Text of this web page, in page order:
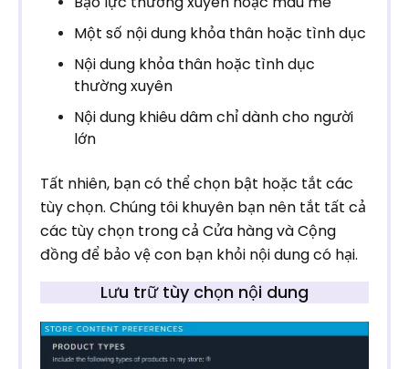
Một số nội dung khỏa thân hoặc tình dục
Nội dung khỏa thân hoặc tình dục
thường xuyên
Nội dung khiêu dâm chỉ dành cho người
lớn
Tất nhiên, bạn có thể chọn bật hoặc tắt các
tùy chọn. Chúng tôi khuyên bạn nên tắt tất cả
các tùy chọn trong cả Cửa hàng và Cộng
đồng để bảo vệ con bạn khỏi nội dung có hại.
Lưu trữ tùy chọn nội dung